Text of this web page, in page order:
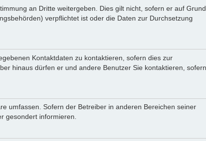
an Dritte weitergeben. Dies gilt nicht, sofern er auf Grund
verpflichtet ist oder die Daten zur Durchsetzung
Kontaktdaten zu kontaktieren, sofern dies zur
hinaus dürfen er und andere Benutzer Sie kontaktieren, sofern
umfassen. Sofern der Betreiber in anderen Bereichen seiner
gesondert informieren.